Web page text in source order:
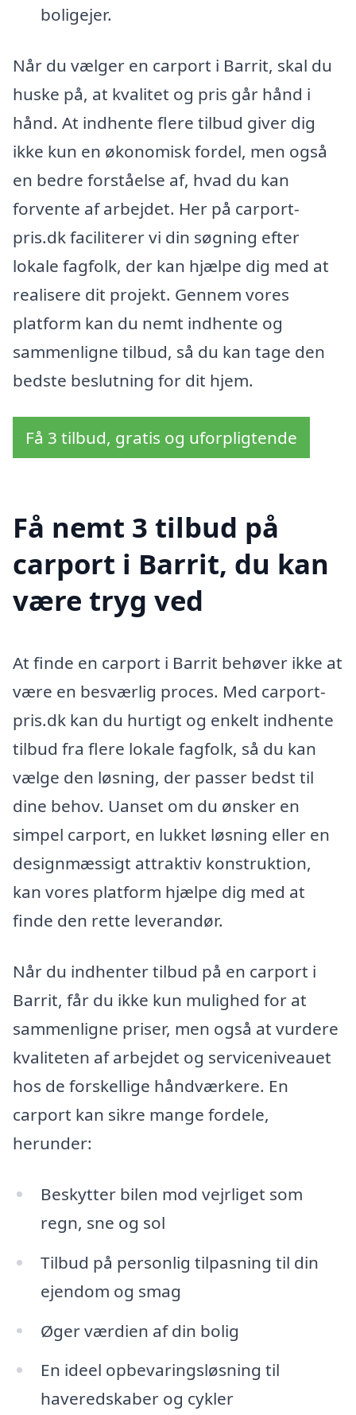
boligejer.
Når du vælger en carport i Barrit, skal du
huske på, at kvalitet og pris går hånd i
hånd. At indhente flere tilbud giver dig
ikke kun en økonomisk fordel, men også
en bedre forståelse af, hvad du kan
forvente af arbejdet. Her på carport-
pris.dk faciliterer vi din søgning efter
lokale fagfolk, der kan hjælpe dig med at
realisere dit projekt. Gennem vores
platform kan du nemt indhente og
sammenligne tilbud, så du kan tage den
bedste beslutning for dit hjem.
Få 3 tilbud, gratis og uforpligtende
Få nemt 3 tilbud på
carport i Barrit, du kan
være tryg ved
At finde en carport i Barrit behøver ikke at
være en besværlig proces. Med carport-
pris.dk kan du hurtigt og enkelt indhente
tilbud fra flere lokale fagfolk, så du kan
vælge den løsning, der passer bedst til
dine behov. Uanset om du ønsker en
simpel carport, en lukket løsning eller en
designmæssigt attraktiv konstruktion,
kan vores platform hjælpe dig med at
finde den rette leverandør.
Når du indhenter tilbud på en carport i
Barrit, får du ikke kun mulighed for at
sammenligne priser, men også at vurdere
kvaliteten af arbejdet og serviceniveauet
hos de forskellige håndværkere. En
carport kan sikre mange fordele,
herunder:
Beskytter bilen mod vejrliget som
regn, sne og sol
Tilbud på personlig tilpasning til din
ejendom og smag
Øger værdien af din bolig
En ideel opbevaringsløsning til
haveredskaber og cykler